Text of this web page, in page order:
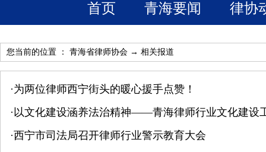
首页 青海要闻 律协
您当前的位置 ： 青海省律师协会 → 相关报道
·为两位律师西宁街头的暖心援手点赞！
·以文化建设涵养法治精神——青海律师行业文化建设
·西宁市司法局召开律师行业警示教育大会